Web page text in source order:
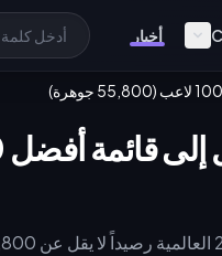
أخبار